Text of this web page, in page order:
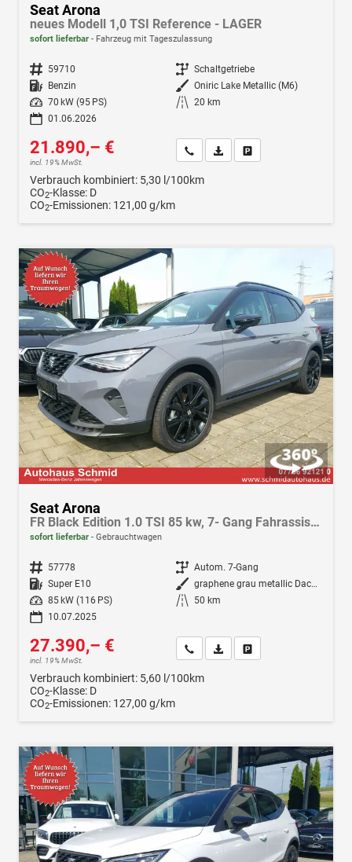
Seat Arona
neues Modell 1,0 TSI Reference - LAGER
sofort lieferbar Fahrzeug mit Tageszulassung
Fahrzeugnr. 59710 Getriebe Schaltgetriebe
Kraftstoff Benzin Außenfarbe Oniric Lake Metallic (M6)
Leistung
70 kW (95 PS) Kilometerstand 20 km
01.06.2026
21.890,– €
incl. 19% MwSt.
Wir rufen Sie anFahrzeugexposé (PDF)
Verbrauch kombiniert: 5,30 l/100km
CO2-Klasse: D
CO2-Emissionen: 121,00 g/km
Seat Arona
FR Black Edition 1.0 TSI 85 kw, 7- Gang Fahrassis.-Paket, Winterpak., Klima, Navi, LED, Android Auto, Apple CarPlay
sofort lieferbar Gebrauchtwagen
Fahrzeugnr. 57778 Getriebe Autom. 7-Gang
Kraftstoff Super E10 Außenfarbe
graphene grau metallic Dach schwarz
Leistung
85 kW (116 PS) Kilometerstand
50 km
10.07.2025
27.390,– €
incl. 19% MwSt.
Wir rufen Sie anFahrzeugexposé (PDF)
Verbrauch kombiniert: 5,60 l/100km
CO2-Klasse: D
CO2-Emissionen: 127,00 g/km